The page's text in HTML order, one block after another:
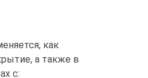
как
а также в
с: